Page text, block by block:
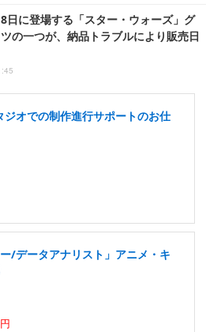
日に登場する「スター・ウォーズ」グ
の一つが、納品トラブルにより販売日
オでの制作進行サポートのお仕
/データアナリスト」アニメ・キ